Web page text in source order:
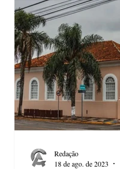
Redação
18 de ago. de 2023